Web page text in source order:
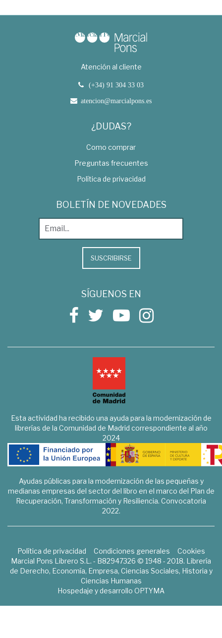
Atención al cliente
(+34) 91 304 33 03
atencion@marcialpons.es
¿DUDAS?
Como comprar
Preguntas frecuentes
Política de privacidad
BOLETÍN DE NOVEDADES
SUSCRIBIRSE
SÍGUENOS EN
Esta actividad ha recibido una ayuda para la modernización de
librerías de la Comunidad de Madrid correspondiente al año
2024
Ayudas públicas para la modernización de las pequeñas y
medianas empresas del sector del libro en el marco del Plan de
Recuperación, Transformación y Resiliencia. Convocatoria
2022.
Política de privacidad Condiciones generales
Cookies
Marcial Pons Librero S.L. - B82947326 © 1948 - 2018. Librería
de Derecho, Economía, Empresa, Ciencias Sociales, Historia y
Ciencias Humanas
Hospedaje y desarrollo OPTYMA